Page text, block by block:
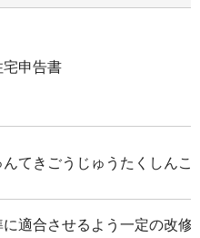
宅申告書
てきごうじゅうたくしんこ
適合させるよう一定の改修